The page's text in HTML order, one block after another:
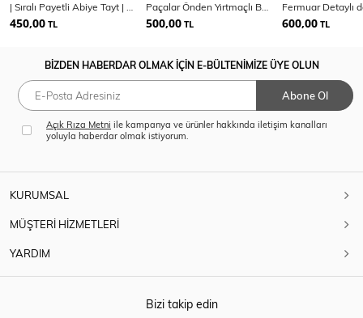
450,00 TL 500,00 TL 600,00 TL
BİZDEN HABERDAR OLMAK İÇİN E-BÜLTENİMİZE ÜYE OLUN
Abone Ol
Açık Rıza Metni ile kampanya ve ürünler hakkında iletişim kanalları
yoluyla haberdar olmak istiyorum.
KURUMSAL
MÜŞTERİ HİZMETLERİ
YARDIM
Bizi takip edin